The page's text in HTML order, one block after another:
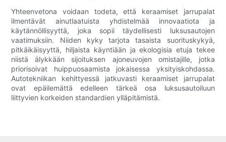
Yhteenvetona voidaan todeta, että keraamiset jarrupalat
ilmentävät ainutlaatuista yhdistelmää innovaatiota ja
käytännöllisyyttä, joka sopii täydellisesti luksusautojen
vaatimuksiin. Niiden kyky tarjota tasaista suorituskykyä,
pitkäikäisyyttä, hiljaista käyntiään ja ekologisia etuja tekee
niistä älykkään sijoituksen ajoneuvojen omistajille, jotka
priorisoivat huippuosaamista jokaisessa yksityiskohdassa.
Autotekniikan kehittyessä jatkuvasti keraamiset jarrupalat
ovat epäilemättä edelleen tärkeä osa luksusautoiluun
liittyvien korkeiden standardien ylläpitämistä.